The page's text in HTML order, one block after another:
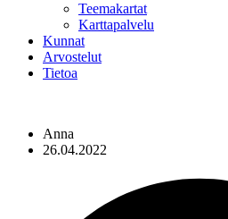
Teemakartat
Karttapalvelu
Kunnat
Arvostelut
Tietoa
Anna
26.04.2022